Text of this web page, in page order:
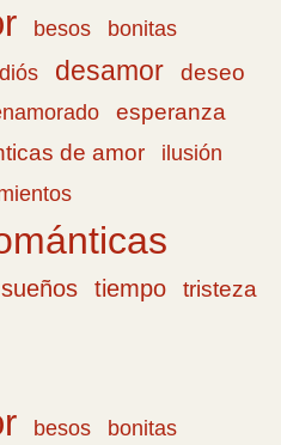
besos
bonitas
desamor deseo
esperanza
de amor
ilusión
sueños tiempo
tristeza
besos
bonitas